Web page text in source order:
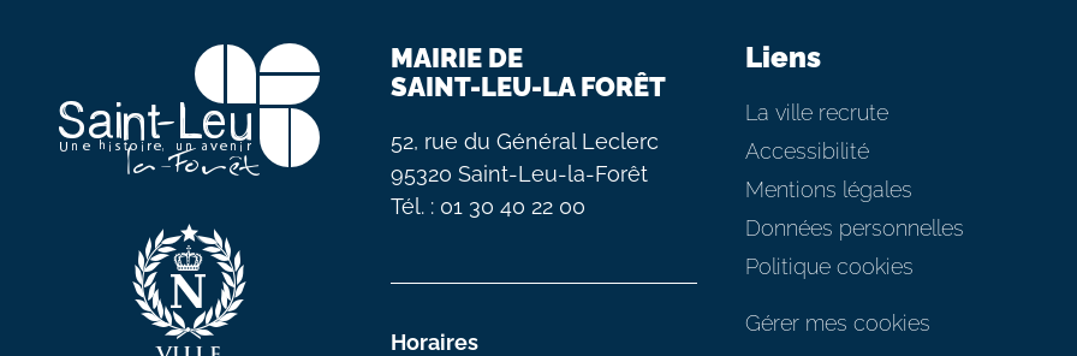
MAIRIE DE
SAINT-LEU-LA FORÊT
52, rue du Général Leclerc
95320 Saint-Leu-la-Forêt
Tél. : 01 30 40 22 00
Horaires
Liens
La ville recrute
Accessibilité
Mentions légales
Données personnelles
Politique cookies
Gérer mes cookies